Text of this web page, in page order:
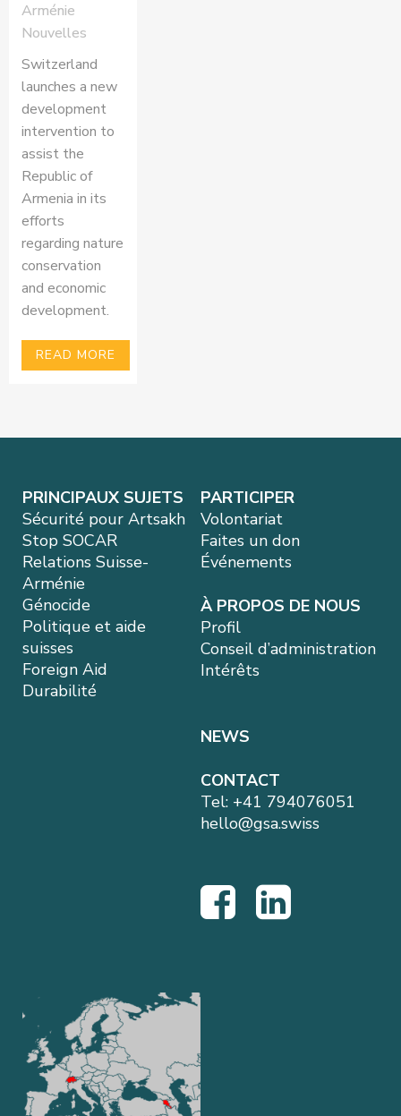
Arménie
Nouvelles
Switzerland
launches a new
development
intervention to
assist the
Republic of
Armenia in its
efforts
regarding nature
conservation
and economic
development.
READ MORE
PRINCIPAUX SUJETS
Sécurité pour Artsakh
Stop SOCAR
Relations Suisse-
Arménie
Génocide
Politique et aide
suisses
Foreign Aid
Durabilité
PARTICIPER
Volontariat
Faites un don
Événements
À PROPOS DE NOUS
Profil
Conseil d’administration
Intérêts
NEWS
CONTACT
Tel: +41 794076051
hello@gsa.swiss